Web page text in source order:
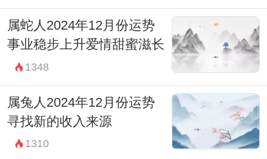
属蛇人2024年12月份运势
事业稳步上升爱情甜蜜滋长
1348
属兔人2024年12月份运势
寻找新的收入来源
1310